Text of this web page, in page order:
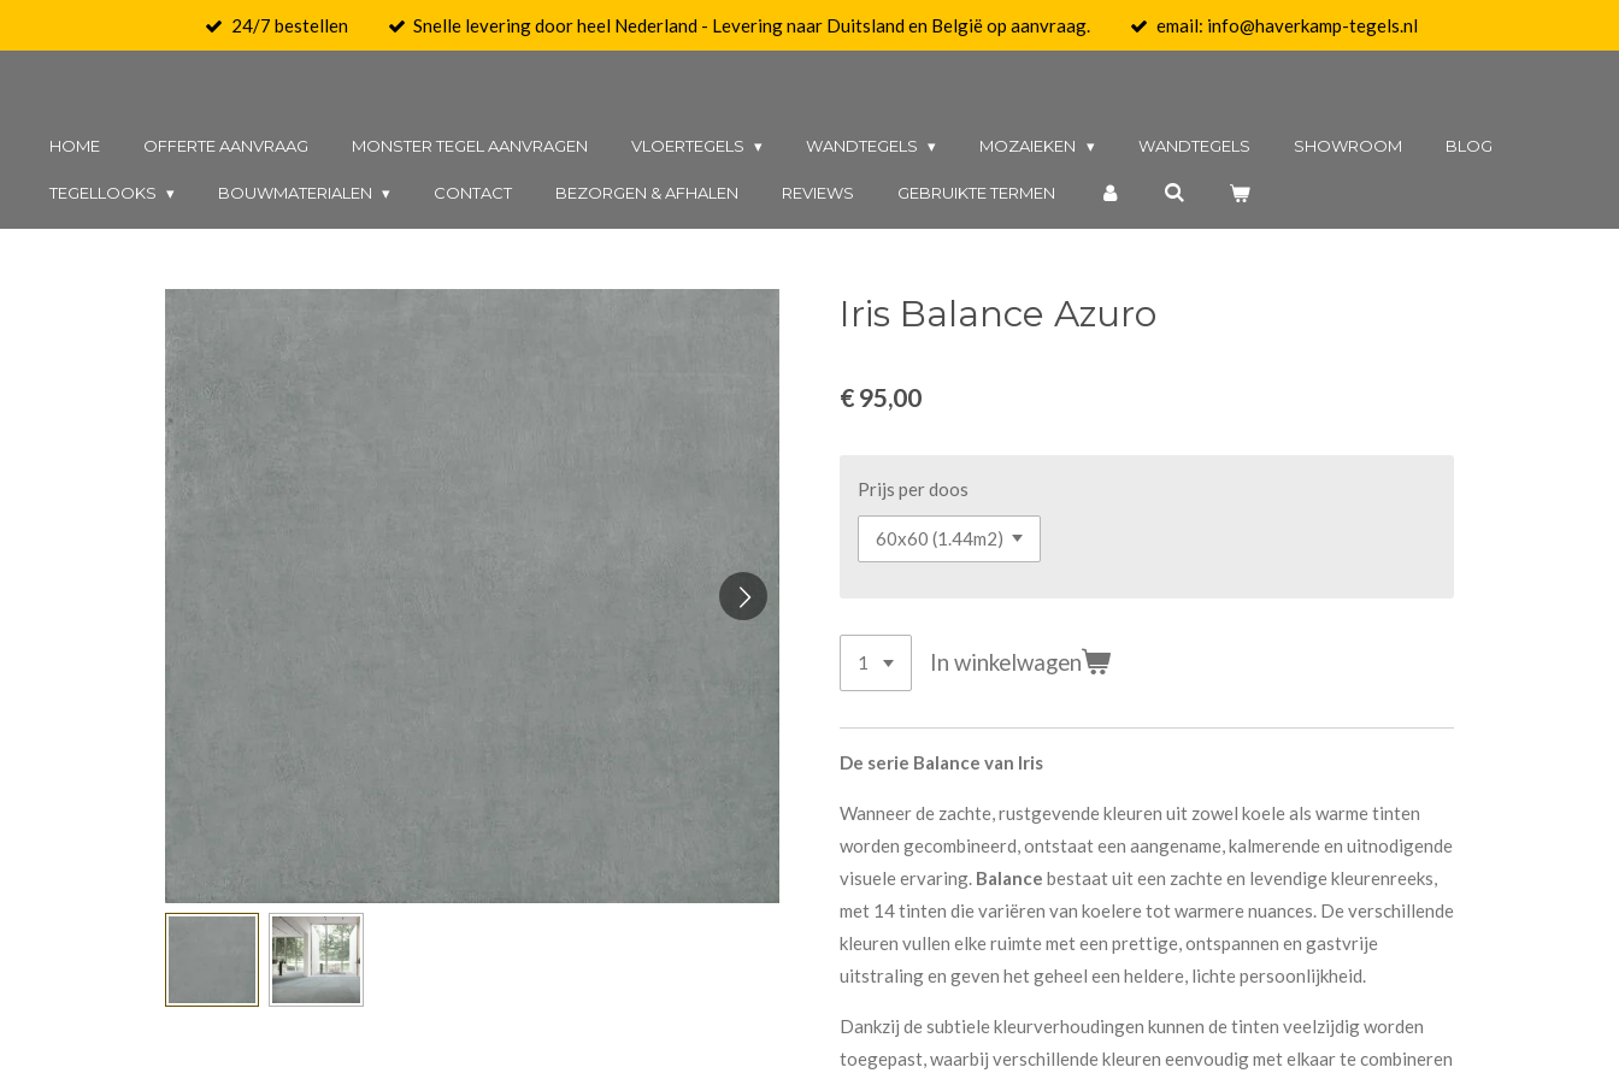
hoofdinhoud
24/7 bestellen Snelle levering door heel Nederland - Levering naar Duitsland en België op aanvraag. email: info@haverkamp-tegels.nl
HOME OFFERTE AANVRAAG MONSTER TEGEL AANVRAGEN VLOERTEGELS WANDTEGELS MOZAIEKEN WANDTEGELS SHOWROOM BLOG
TEGELLOOKS BOUWMATERIALEN CONTACT BEZORGEN & AFHALEN REVIEWS GEBRUIKTE TERMEN
Iris Balance Azuro
€ 95,00
Prijs per doos
In winkelwagen
De serie Balance van Iris
Wanneer de zachte, rustgevende kleuren uit zowel koele als warme tinten
worden gecombineerd, ontstaat een aangename, kalmerende en uitnodigende
visuele ervaring. Balance bestaat uit een zachte en levendige kleurenreeks,
met 14 tinten die variëren van koelere tot warmere nuances. De verschillende
kleuren vullen elke ruimte met een prettige, ontspannen en gastvrije
uitstraling en geven het geheel een heldere, lichte persoonlijkheid.
Dankzij de subtiele kleurverhoudingen kunnen de tinten veelzijdig worden
toegepast, waarbij verschillende kleuren eenvoudig met elkaar te combineren